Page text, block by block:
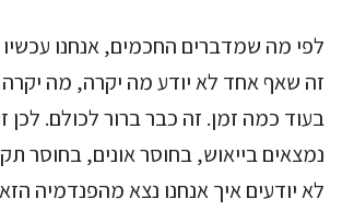
לפי מה שמדברים החכמים, אנחנו עכשיו
זה שאף אחד לא יודע מה יקרה, מה
בעוד כמה זמן. זה כבר ברור לכולם. לכן
נמצאים בייאוש, בחוסר אונים, בחוסר
לא יודעים איך אנחנו נצא מהפנדמיה